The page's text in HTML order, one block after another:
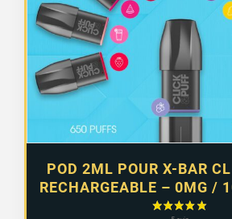
POD 2ML POUR X-BAR
RECHARGEABLE – 0MG /